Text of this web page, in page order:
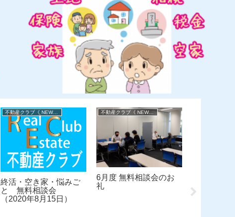
不動産クラブ《 NEWS 》
終活・空き家・悩みご
と 無料相談会
（2020年8月15日）
不動産クラブ《 NEWS 》
6月度 無料相談会のお
礼
家・悩み